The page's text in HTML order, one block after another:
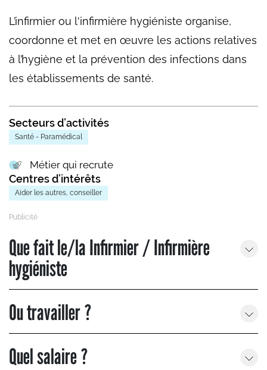
L’infirmier ou l'infirmière hygiéniste organise,
coordonne et met en œuvre les actions relatives
à l’hygiène et la prévention des infections dans
les établissements de santé.
Secteurs d’activités
Santé - Paramédical
Métier qui recrute
Centres d’intérêts
Aider les autres, conseiller
Que fait le/la Infirmier / Infirmière
hygiéniste
Ou travailler ?
Quel salaire ?